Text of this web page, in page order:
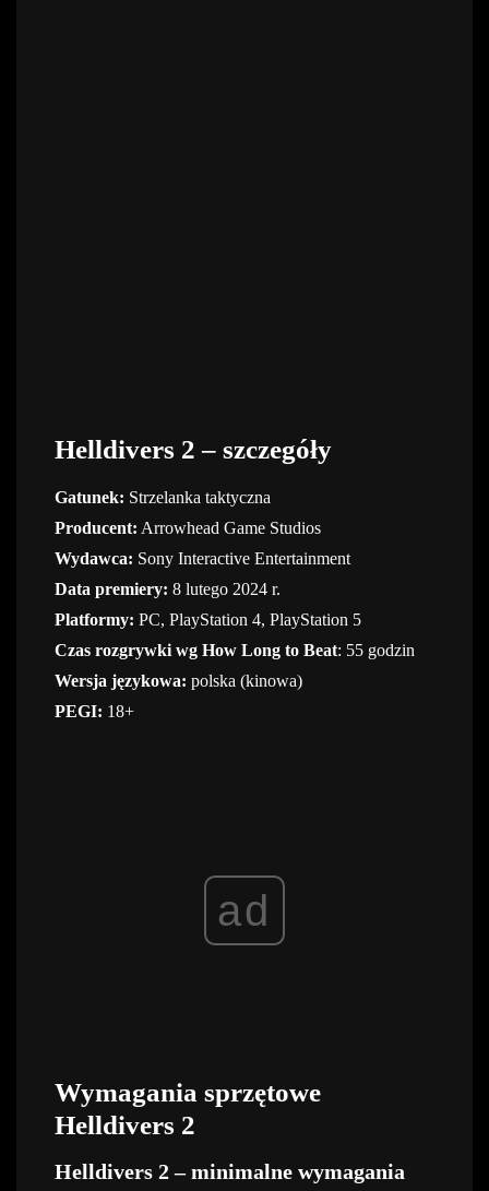
Helldivers 2 – szczegóły
Gatunek: Strzelanka taktyczna
Producent: Arrowhead Game Studios
Wydawca: Sony Interactive Entertainment
Data premiery: 8 lutego 2024 r.
Platformy: PC, PlayStation 4, PlayStation 5
Czas rozgrywki wg How Long to Beat: 55 godzin
Wersja językowa: polska (kinowa)
PEGI: 18+
ad
Wymagania sprzętowe
Helldivers 2
Helldivers 2 – minimalne wymagania